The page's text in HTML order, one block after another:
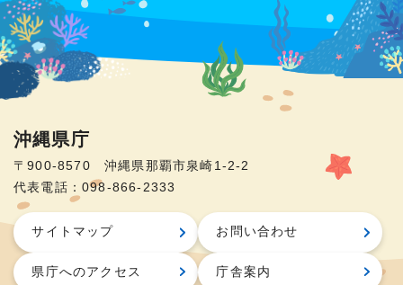
沖縄県庁
〒900-8570 沖縄県那覇市泉崎1-2-2
代表電話：098-866-2333
サイトマップ お問い合わせ
県庁へのアクセス 庁舎案内